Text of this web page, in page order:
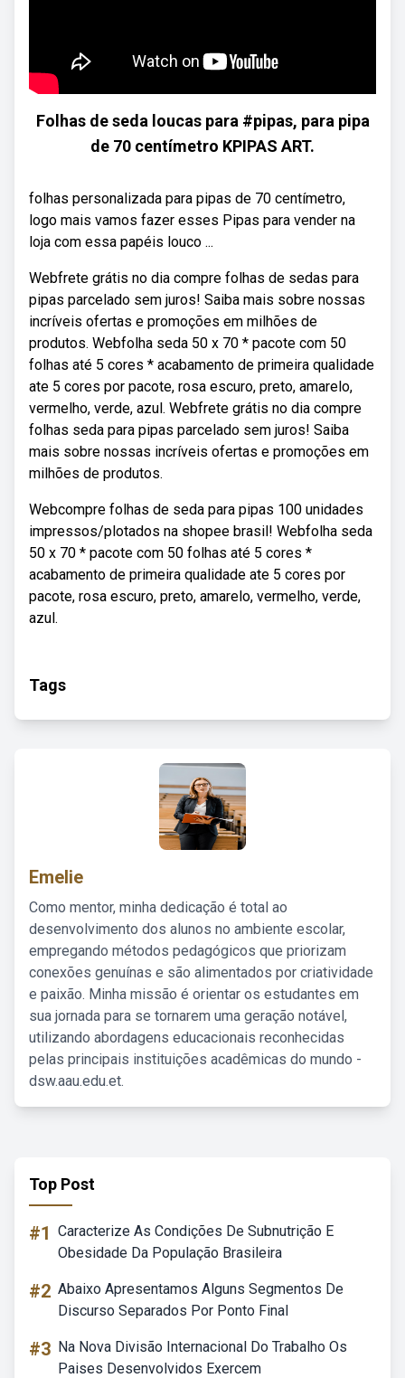
Folhas de seda loucas para #pipas, para pipa
de 70 centímetro KPIPAS ART.
folhas personalizada para pipas de 70 centímetro,
logo mais vamos fazer esses Pipas para vender na
loja com essa papéis louco ...
Webfrete grátis no dia compre folhas de sedas para
pipas parcelado sem juros! Saiba mais sobre nossas
incríveis ofertas e promoções em milhões de
produtos. Webfolha seda 50 x 70 * pacote com 50
folhas até 5 cores * acabamento de primeira qualidade
ate 5 cores por pacote, rosa escuro, preto, amarelo,
vermelho, verde, azul. Webfrete grátis no dia compre
folhas seda para pipas parcelado sem juros! Saiba
mais sobre nossas incríveis ofertas e promoções em
milhões de produtos.
Webcompre folhas de seda para pipas 100 unidades
impressos/plotados na shopee brasil! Webfolha seda
50 x 70 * pacote com 50 folhas até 5 cores *
acabamento de primeira qualidade ate 5 cores por
pacote, rosa escuro, preto, amarelo, vermelho, verde,
azul.
Tags
Emelie
Como mentor, minha dedicação é total ao
desenvolvimento dos alunos no ambiente escolar,
empregando métodos pedagógicos que priorizam
conexões genuínas e são alimentados por criatividade
e paixão. Minha missão é orientar os estudantes em
sua jornada para se tornarem uma geração notável,
utilizando abordagens educacionais reconhecidas
pelas principais instituições acadêmicas do mundo -
dsw.aau.edu.et.
Top Post
#1 Caracterize As Condições De Subnutrição E
Obesidade Da População Brasileira
#2 Abaixo Apresentamos Alguns Segmentos De
Discurso Separados Por Ponto Final
#3 Na Nova Divisão Internacional Do Trabalho Os
Paises Desenvolvidos Exercem